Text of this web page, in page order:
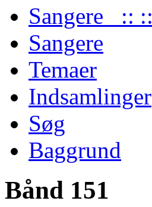
Sangere :: ::
Sangere
Temaer
Indsamlinger
Søg
Baggrund
Bånd 151